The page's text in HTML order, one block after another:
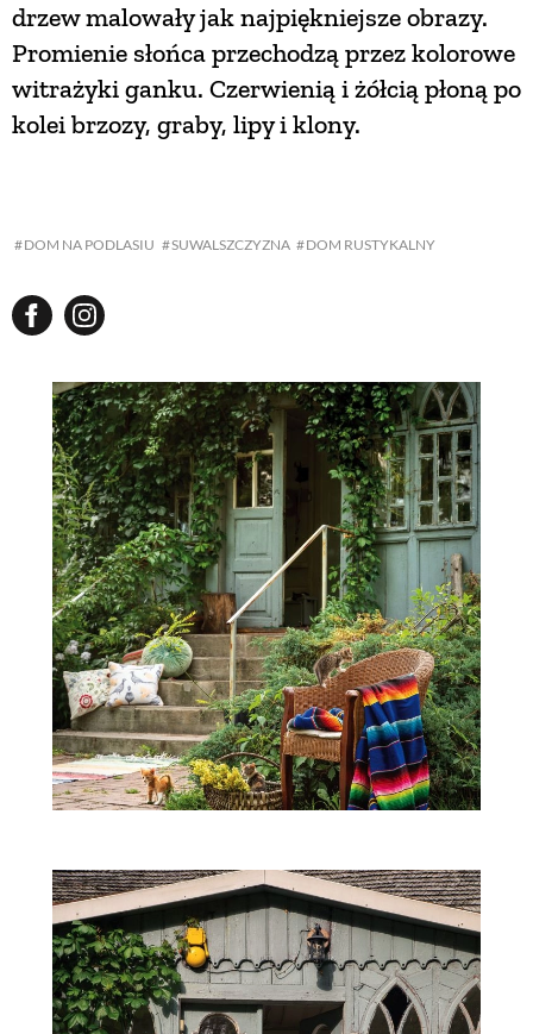
DOM NA PODLASIU SUWALSZCZYZNA DOM RUSTYKALNY
drzew malowały jak najpiękniejsze obrazy.
Promienie słońca przechodzą przez kolorowe
witrażyki ganku. Czerwienią i żółcią płoną po
kolei brzozy, graby, lipy i klony.
NATURALNIE
DLA DOMU
PRZYRODA
ZWIERZĘTA DOMOWE
ZWIERZĘTA W NATURZE
GRZYBY
KRAJOBRAZ
RĘKODZIEŁO
ZWYCZAJE
ZRÓB TO SAM